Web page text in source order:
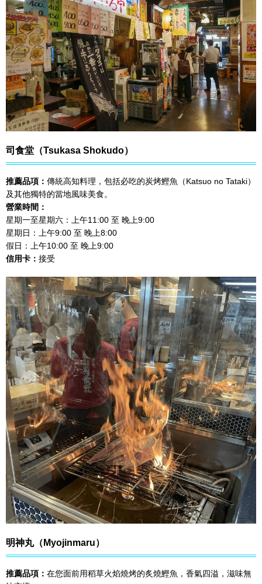
司食堂（Tsukasa Shokudo）
推薦品項： 傳統高知料理，包括必吃的炭烤鰹魚（Katsuo no Tataki）
及其他獨特的當地風味美食。
營業時間：
星期一至星期六：上午11:00 至 晚上9:00
星期日：上午9:00 至 晚上8:00
假日：上午10:00 至 晚上9:00
信用卡： 接受
明神丸（Myojinmaru）
推薦品項： 在您面前用稻草火焰燒烤的炙燒鰹魚，香氣四溢，滋味無